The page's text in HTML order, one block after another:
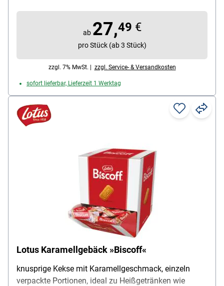
Kartonbox, Inhalt: 55 x 27,5 g (1512 g), Lieferumfang:
1 Karton mit 55 Mini-Kuchen je 27,5 g (1512 g
ab 27,49 €
pro Stück (ab 3 Stück)
zzgl. 7% MwSt. | zzgl. Service- & Versandkosten
sofort lieferbar, Lieferzeit 1 Werktag
Lotus Karamellgebäck »Biscoff«
knusprige Kekse mit Karamellgeschmack, einzeln
verpackte Portionen, ideal zu Heißgetränken wie